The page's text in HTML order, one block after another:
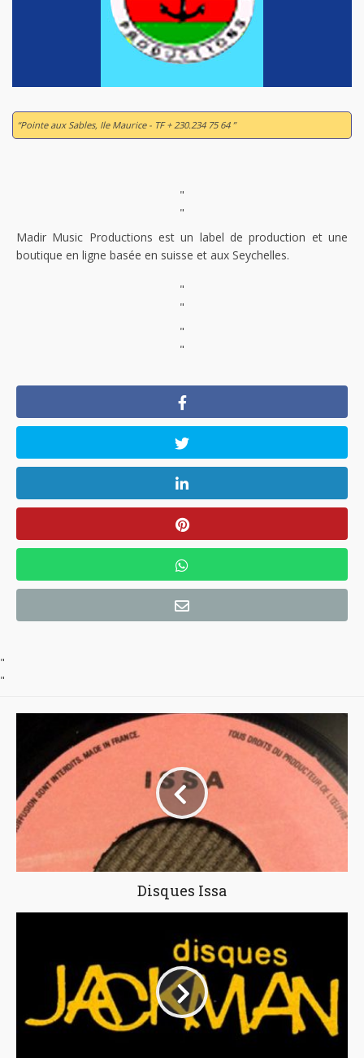
“Pointe aux Sables, Ile Maurice - TF + 230.234 75 64 ”
"
"
Madir Music Productions est un label de production et une
boutique en ligne basée en suisse et aux Seychelles.
"
"
"
"
"
"
Disques Issa